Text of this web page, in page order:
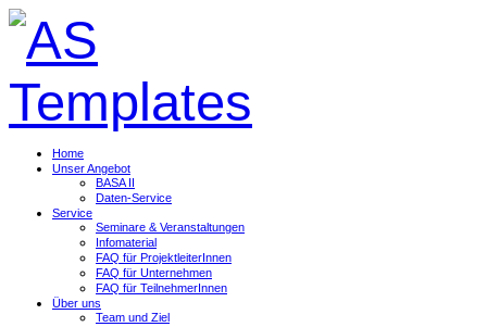
Home
Unser Angebot
BASA II
Daten-Service
Service
Seminare & Veranstaltungen
Infomaterial
FAQ für ProjektleiterInnen
FAQ für Unternehmen
FAQ für TeilnehmerInnen
Über uns
Team und Ziel